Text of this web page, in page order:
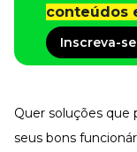
Todos os
Explore o nosso
Gestão de
Eleve os
conteúdos
Inscreva-se
Quer soluções que
seus bons